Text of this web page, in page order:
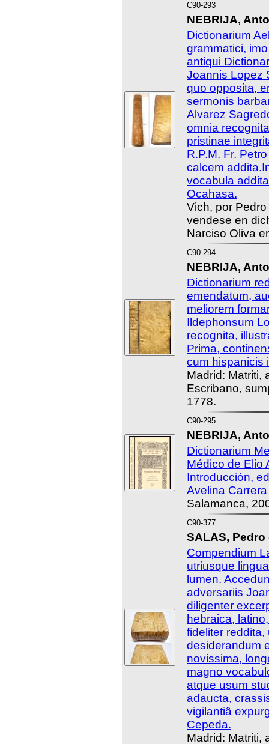
C90-293
NEBRIJA,
Dictionarium
grammatici,
antiqui
Joannis Lopez
quo opposita,
sermonis
Alvarez
omnia
pristinae
R.P.M. Fr.
calcem
vocabula
Ocahasa.
Vich, por
vendese en
Narciso Oliva
C90-294
NEBRIJA,
Dictionarium
emendatum,
meliorem
Ildephonsum
recognita,
Prima,
cum hispanicis
Madrid: Matriti,
Escribano,
1778.
C90-295
NEBRIJA,
Dictionarium
Médico de Elio
Introducción,
Avelina
Salamanca,
C90-377
SALAS, Pedro
Compendium
utriusque
lumen.
adversariis
diligenter
hebraica,
fideliter reddita,
desiderandum
novissima,
magno
atque usum
adaucta,
vigilantiâ
Cepeda.
Madrid: Matriti,